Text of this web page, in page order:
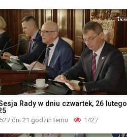
Rady w dniu czwartek, 26 lutego
527 dni 21 godzin temu 1427